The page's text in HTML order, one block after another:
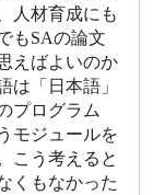
人材育成にも
もSAの論文
えばよいのか
は「日本語」
プログラム
モジュールを
こう考えると
くもなかった